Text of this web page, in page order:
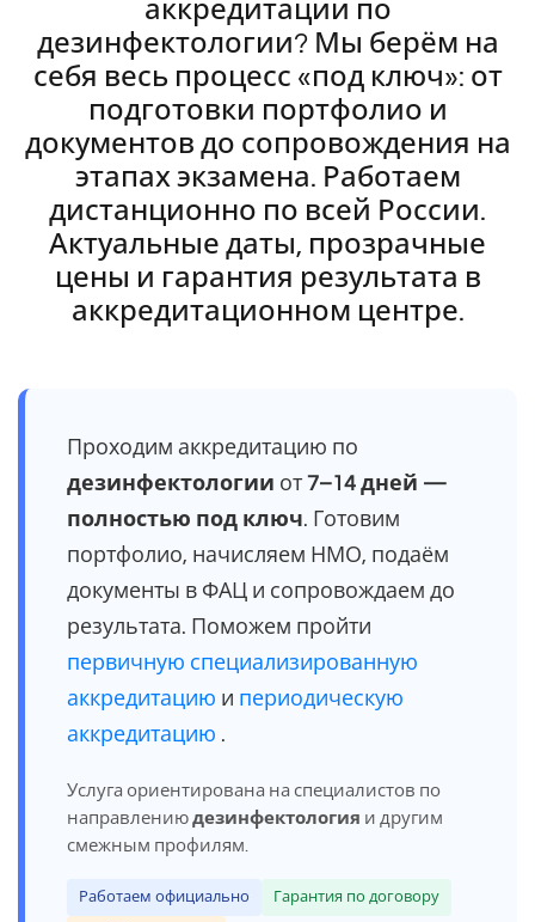
аккредитации по
дезинфектологии? Мы берём на
себя весь процесс «под ключ»: от
подготовки портфолио и
документов до сопровождения на
этапах экзамена. Работаем
дистанционно по всей России.
Актуальные даты, прозрачные
цены и гарантия результата в
аккредитационном центре.
Проходим аккредитацию по
дезинфектологии от 7–14 дней —
полностью под ключ. Готовим
портфолио, начисляем НМО, подаём
документы в ФАЦ и сопровождаем до
результата. Поможем пройти
первичную специализированную
аккредитацию и периодическую
аккредитацию .
Услуга ориентирована на специалистов по
направлению дезинфектология и другим
смежным профилям.
Работаем официально Гарантия по договору